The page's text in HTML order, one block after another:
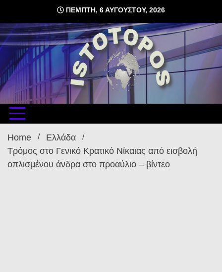
content
ΠΈΜΠΤΗ, 6 ΑΥΓΟΎΣΤΟΥ, 2026
δωρεάν φιλοξενία ιστοσελίδων , ειδήσεις
Home
Ελλάδα
Τρόμος στο Γενικό Κρατικό Νίκαιας από εισβολή
οπλισμένου άνδρα στο προαύλιο – βίντεο